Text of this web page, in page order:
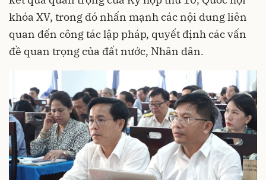
khóa XV, trong đó nhấn mạnh các nội dung liên
quan đến công tác lập pháp, quyết định các vấn
đề quan trọng của đất nước, Nhân dân.